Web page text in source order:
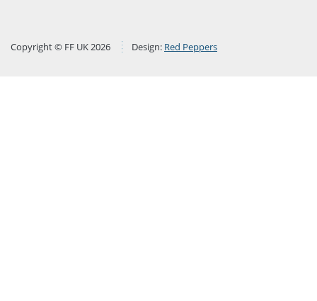
Copyright © FF UK 2026 Design: Red Peppers